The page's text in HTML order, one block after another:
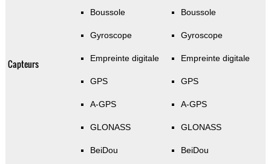
Capteurs
Boussole
Gyroscope
Empreinte digitale
GPS
A-GPS
GLONASS
BeiDou
Boussole
Gyroscope
Empreinte digitale
GPS
A-GPS
GLONASS
BeiDou